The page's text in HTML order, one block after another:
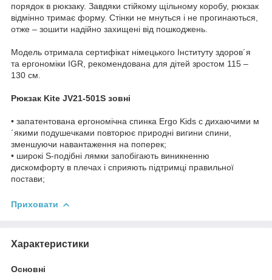
порядок в рюкзаку. Завдяки стійкому щільному коробу, рюкзак
відмінно тримає форму. Стінки не мнуться і не прогинаються,
отже – зошити надійно захищені від пошкоджень.
Модель отримала сертифікат німецького Інституту здоров´я
та ергономіки IGR, рекомендована для дітей зростом 115 –
130 см.
Рюкзак Kite JV21-501S зовні
• запатентована ергономічна спинка Ergo Kids c дихаючими м
´якими подушечками повторює природні вигини спини,
зменшуючи навантаження на поперек;
• широкі S-подібні лямки запобігають виникненню
дискомфорту в плечах і сприяють підтримці правильної
постави;
Приховати
Характеристики
Основні